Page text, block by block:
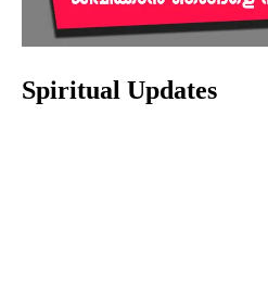
Spiritual Updates